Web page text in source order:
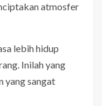
atmosfer
lebih hidup
Inilah yang
yang sangat